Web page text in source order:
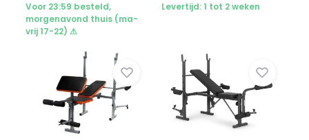
Voor 23:59 besteld,
morgenavond thuis (ma-
vrij 17-22) ⚠
Levertijd: 1 tot 2 weken